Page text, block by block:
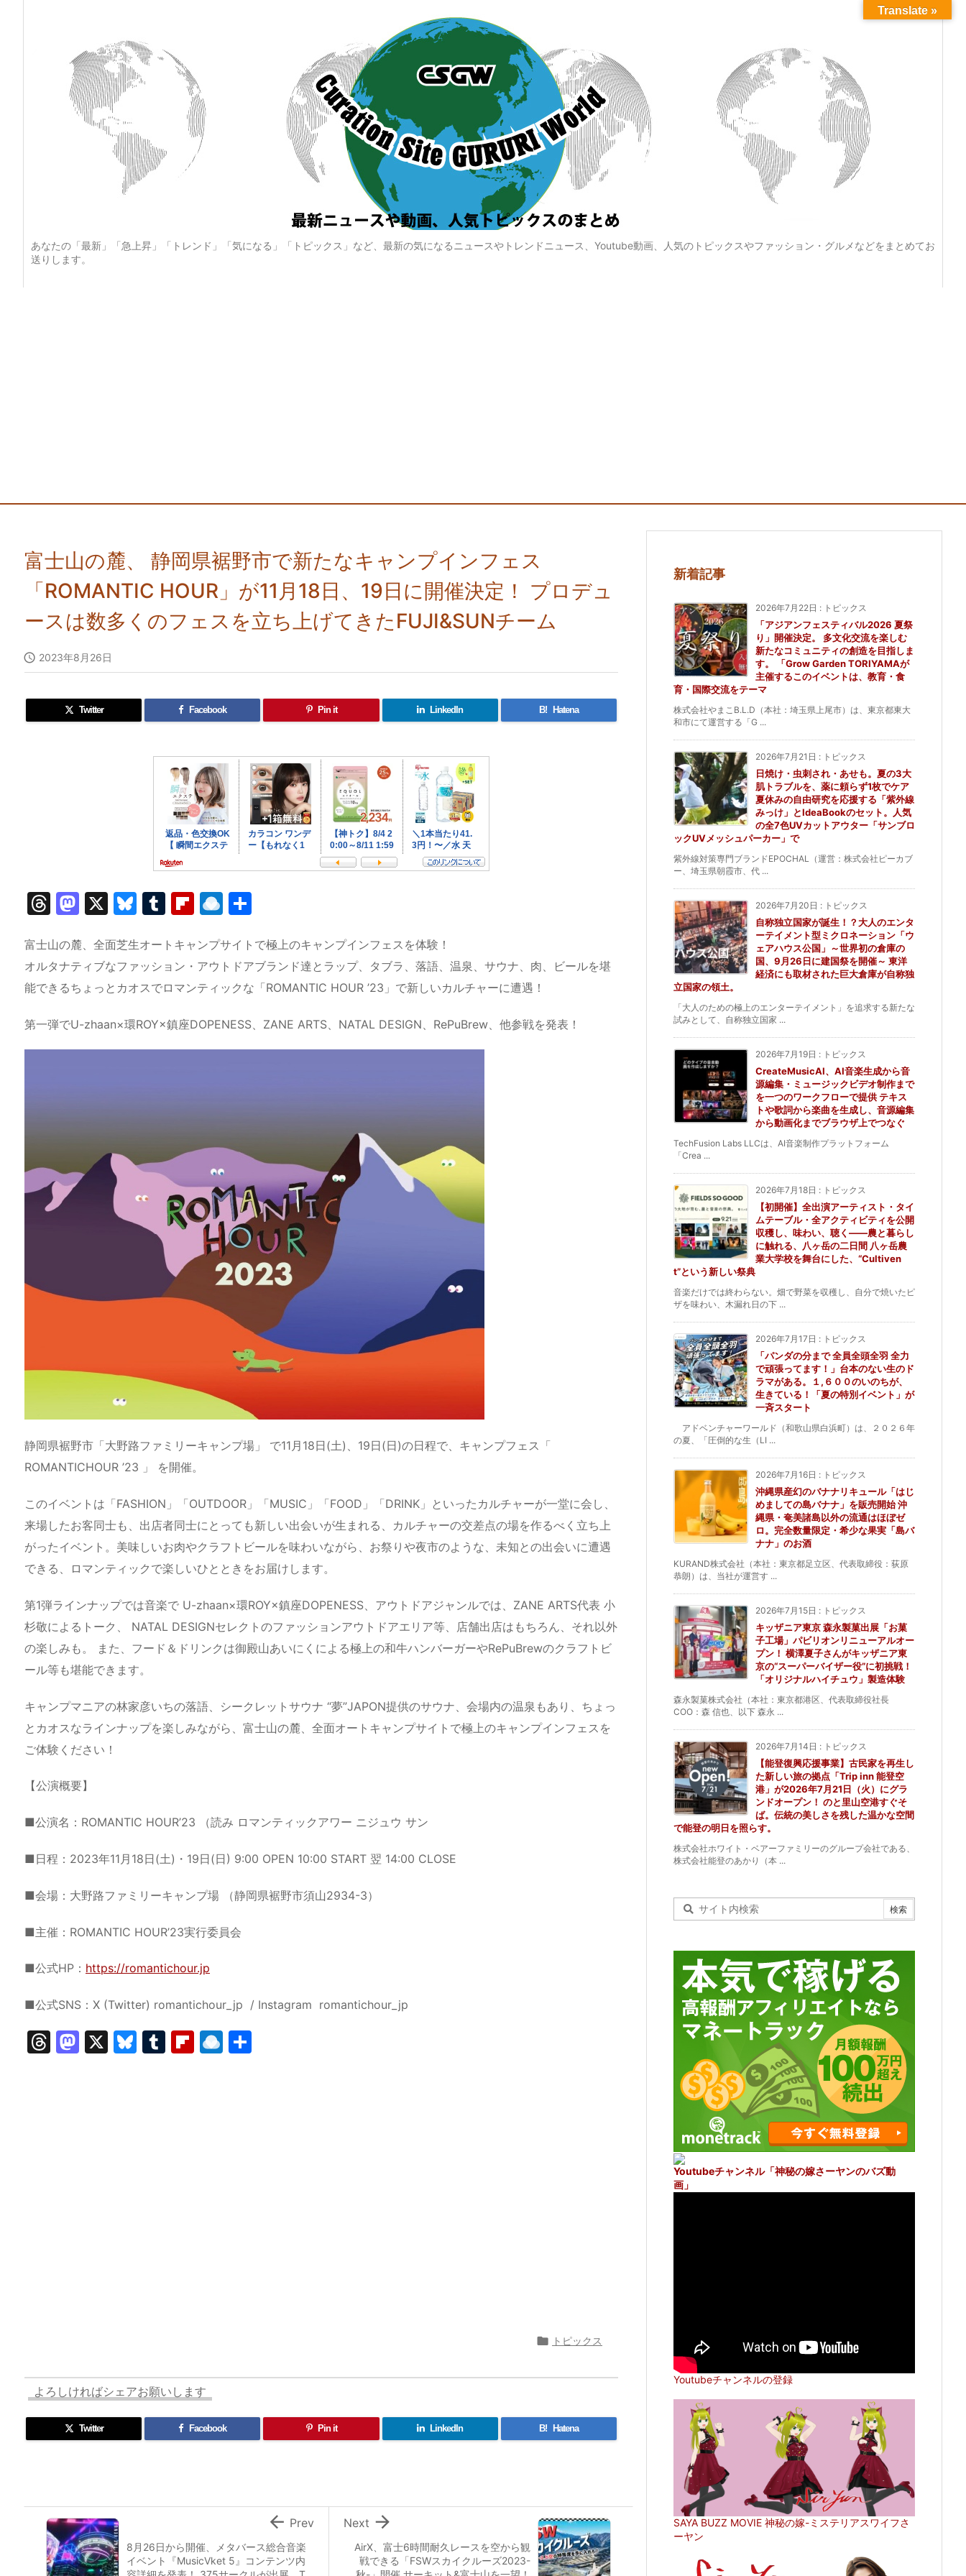
あなたの「最新」「急上昇」「トレンド」「気になる」「トピックス」など、最新の気になるニュースやトレンドニュース、Youtube動画、人気のトピックスやファッション・グルメなどをまとめてお
送りします。
富士山の麓、 静岡県裾野市で新たなキャンプインフェス
「ROMANTIC HOUR」が11月18日、19日に開催決定！ プロデュ
ースは数多くのフェスを立ち上げてきたFUJI&SUNチーム
 2023年8月26日
Twitter Facebook Pin it LinkedIn B! Hatena
T
e
a
d
s
M
st
o
d
o
X
Bl
e
s
k
y
T
m
bl
r
Fl
b
o
ar
d
R
n
dr
o
p.
富士山の麓、全面芝生オートキャンプサイトで極上のキャンプインフェスを体験！
オルタナティブなファッション・アウトドアブランド達とラップ、タブラ、落語、温泉、サウナ、肉、ビールを堪
能できるちょっとカオスでロマンティックな「ROMANTIC HOUR ’23」で新しいカルチャーに遭遇！
第一弾でU-zhaan×環ROY×鎮座DOPENESS、ZANE ARTS、NATAL DESIGN、RePuBrew、他参戦を発表！
静岡県裾野市「大野路ファミリーキャンプ場」 で11月18日(土)、19日(日)の日程で、キャンプフェス「
ROMANTICHOUR ’23 」 を開催。
このイベントは「FASHION」「OUTDOOR」「MUSIC」「FOOD」「DRINK」といったカルチャーが一堂に会し、
来場したお客同士も、出店者同士にとっても新しい出会いが生まれる、カルチャーの交差点の場を作るべく立ち上
がったイベント。美味しいお肉やクラフトビールを味わいながら、お祭りや夜市のような、未知との出会いに遭遇
できる、ロマンティックで楽しいひとときをお届けします。
第1弾ラインナップでは音楽で U-zhaan×環ROY×鎮座DOPENESS、アウトドアジャンルでは、ZANE ARTS代表 小
杉敬によるトーク、 NATAL DESIGNセレクトのファッションアウトドアエリア等、店舗出店はもちろん、それ以外
の楽しみも。 また、フード＆ドリンクは御殿山あいにくによる極上の和牛ハンバーガーやRePuBrewのクラフトビ
ール等も堪能できます。
キャンプマニアの林家彦いちの落語、シークレットサウナ “夢”JAPON提供のサウナ、会場内の温泉もあり、ちょっ
とカオスなラインナップを楽しみながら、富士山の麓、全面オートキャンプサイトで極上のキャンプインフェスを
ご体験ください！
【公演概要】
■公演名：ROMANTIC HOUR’23 （読み ロマンティックアワー ニジュウ サン
■日程：2023年11月18日(土)・19日(日) 9:00 OPEN 10:00 START 翌 14:00 CLOSE
■会場：大野路ファミリーキャンプ場 （静岡県裾野市須山2934-3）
■主催：ROMANTIC HOUR’23実行委員会
■公式HP： https://romantichour.jp
■公式SNS：X (Twitter) romantichour_jp / Instagram romantichour_jp
T
M X
Bl T
Fl R
 トピックス
よろしければシェアお願いします
Twitter Facebook Pin it LinkedIn B! Hatena
AirX、富士6時間耐久レースを空から観
戦できる「FSWスカイクルーズ2023-

Next
8月26日から開催、メタバース総合音楽
イベント『MusicVket 5』コンテンツ内
 Prev
新着記事
2026年7月22日 : トピックス
「アジアンフェスティバル2026 夏祭
り」開催決定。 多文化交流を楽しむ
新たなコミュニティの創造を目指しま
す。 「Grow Garden TORIYAMAが
主催するこのイベントは、教育・食
育・国際交流をテーマ
株式会社やまこB.L.D（本社：埼玉県上尾市）は、東京都東大
和市にて運営する「G ...
2026年7月21日 : トピックス
日焼け・虫刺され・あせも。夏の3大
肌トラブルを、薬に頼らず1枚でケア
夏休みの自由研究を応援する「紫外線
みっけ」とIdeaBookのセット。人気
の全7色UVカットアウター「サンブロ
ックUVメッシュパーカー」で
紫外線対策専門ブランドEPOCHAL（運営：株式会社ピーカブ
ー、埼玉県朝霞市、代 ...
2026年7月20日 : トピックス
自称独立国家が誕生！？大人のエンタ
ーテイメント型ミクロネーション「ウ
ェアハウス公国」～世界初の倉庫の
国、9月26日に建国祭を開催～ 東洋
経済にも取材された巨大倉庫が自称独
立国家の領土。
「大人のための極上のエンターテイメント」を追求する新たな
試みとして、自称独立国家 ...
2026年7月19日 : トピックス
CreateMusicAI、AI音楽生成から音
源編集・ミュージックビデオ制作まで
を一つのワークフローで提供 テキス
トや歌詞から楽曲を生成し、音源編集
から動画化までブラウザ上でつなぐ
TechFusion Labs LLCは、AI音楽制作プラットフォーム
「Crea ...
2026年7月18日 : トピックス
【初開催】全出演アーティスト・タイ
ムテーブル・全アクティビティを公開
収穫し、味わい、聴く——農と暮らし
に触れる、八ヶ岳の二日間 八ヶ岳農
業大学校を舞台にした、“Cultiven
t”という新しい祭典
音楽だけでは終わらない。畑で野菜を収穫し、自分で焼いたピ
ザを味わい、木漏れ日の下 ...
2026年7月17日 : トピックス
「パンダの分まで 全員全頭全羽 全力
で頑張ってます！」台本のない生のド
ラマがある。１,６００のいのちが、
生きている！「夏の特別イベント」が
一斉スタート
アドベンチャーワールド（和歌山県白浜町）は、２０２６年
の夏、「圧倒的な生（LI ...
2026年7月16日 : トピックス
沖縄県産幻のバナナリキュール「はじ
めましての島バナナ」を販売開始 沖
縄県・奄美諸島以外の流通はほぼゼ
ロ。完全数量限定・希少な果実「島バ
ナナ」のお酒
KURAND株式会社（本社：東京都足立区、代表取締役：荻原
恭朗）は、当社が運営す ...
2026年7月15日 : トピックス
キッザニア東京 森永製菓出展「お菓
子工場」パビリオンリニューアルオー
プン！ 横澤夏子さんがキッザニア東
京の“スーパーバイザー役”に初挑戦！
「オリジナルハイチュウ」製造体験
森永製菓株式会社（本社：東京都港区、代表取締役社長
COO：森 信也、以下 森永 ...
2026年7月14日 : トピックス
【能登復興応援事業】古民家を再生し
た新しい旅の拠点「Trip inn 能登空
港」が2026年7月21日（火）にグラ
ンドオープン！ のと里山空港すぐそ
ば。伝統の美しさを残した温かな空間
で能登の明日を照らす。
株式会社ホワイト・ベアーファミリーのグループ会社である、
株式会社能登のあかり（本 ...
Youtubeチャンネル「神秘の嫁さーヤンのバズ動
画」
Youtubeチャンネルの登録
SAYA BUZZ MOVIE 神秘の嫁-ミステリアスワイフさ
ーヤン
Translate »